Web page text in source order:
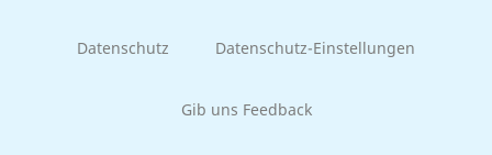
Datenschutz Datenschutz-Einstellungen
Gib uns Feedback